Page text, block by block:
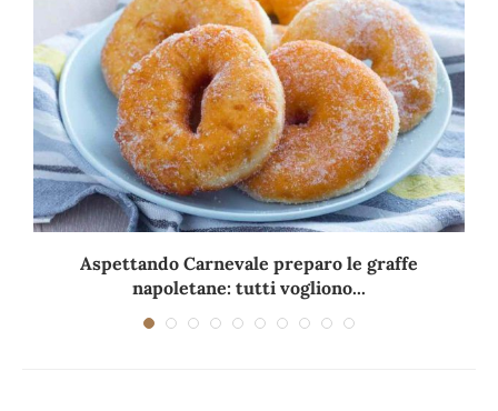
Aspettando Carnevale preparo le graffe
napoletane: tutti vogliono...